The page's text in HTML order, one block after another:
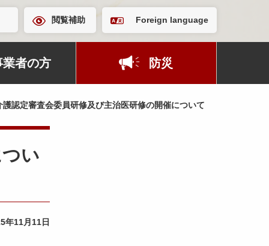
閲覧補助 Foreign language
業者の方 防災
護認定審査会委員研修及び主治医研修の開催について
い
年11月11日